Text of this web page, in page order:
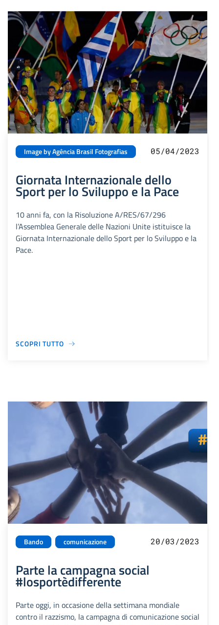
Image by Agência Brasil Fotografias 05/04/2023
Giornata Internazionale dello
Sport per lo Sviluppo e la Pace
10 anni fa, con la Risoluzione A/RES/67/296
l’Assemblea Generale delle Nazioni Unite istituisce la
Giornata Internazionale dello Sport per lo Sviluppo e la
Pace.
SCOPRI TUTTO
Bando comunicazione 20/03/2023
Parte la campagna social
#losportèdifferente
Parte oggi, in occasione della settimana mondiale
contro il razzismo, la campagna di comunicazione social